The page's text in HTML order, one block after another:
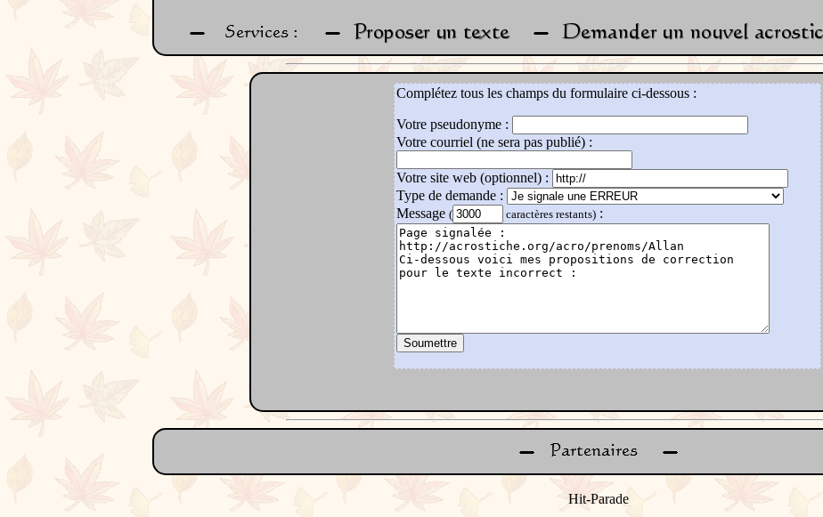
Complétez tous les champs du formulaire ci-dessous :
Votre pseudonyme :
Votre courriel (ne sera pas publié) :
Votre site web (optionnel) :
Type de demande :
Message ( caractères restants) :